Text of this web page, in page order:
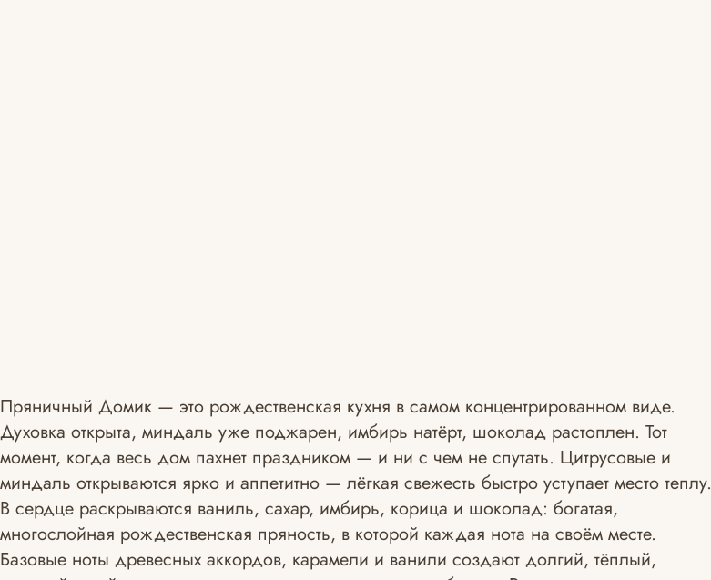
Пряничный Домик — это рождественская кухня в самом концентрированном виде.
Духовка открыта, миндаль уже поджарен, имбирь натёрт, шоколад растоплен. Тот
момент, когда весь дом пахнет праздником — и ни с чем не спутать. Цитрусовые и
миндаль открываются ярко и аппетитно — лёгкая свежесть быстро уступает место теплу.
В сердце раскрываются ваниль, сахар, имбирь, корица и шоколад: богатая,
многослойная рождественская пряность, в которой каждая нота на своём месте.
Базовые ноты древесных аккордов, карамели и ванили создают долгий, тёплый,